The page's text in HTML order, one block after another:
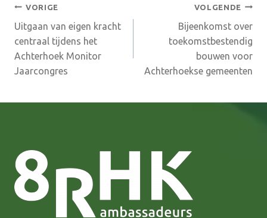
Bericht
navigatie
VORIGE
Uitgaan van eigen kracht
centraal tijdens het
Achterhoek Monitor
Jaarcongres
VOLGENDE
Bijeenkomst over
toekomstbestendig
bouwen voor
Achterhoekse gemeenten